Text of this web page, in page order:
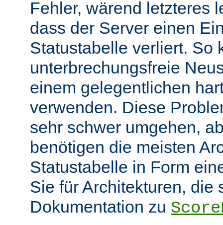
Fehler, wärend letzteres
dass der Server einen
Statustabelle verliert. So
unterbrechungsfreie
einem gelegentlichen
verwenden. Diese
sehr schwer umgehen,
benötigen die meisten
Statustabelle in Form
Sie für Architekturen, die
Dokumentation zu